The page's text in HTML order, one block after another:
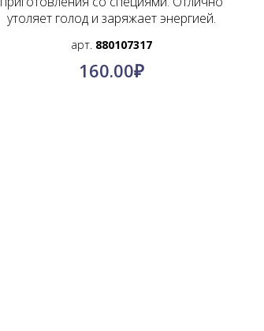
утоляет голод и заряжает энергией.
арт. 880107317
160.00₽